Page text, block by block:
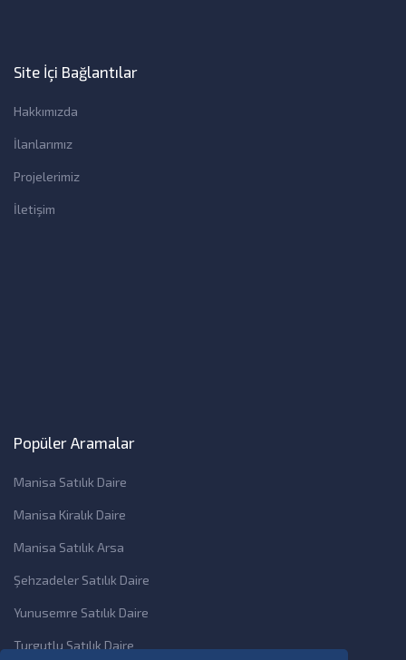
Site İçi Bağlantılar
Hakkımızda
İlanlarımız
Projelerimiz
İletişim
Popüler Aramalar
Manisa Satılık Daire
Manisa Kiralık Daire
Manisa Satılık Arsa
Şehzadeler Satılık Daire
Yunusemre Satılık Daire
Turgutlu Satılık Daire